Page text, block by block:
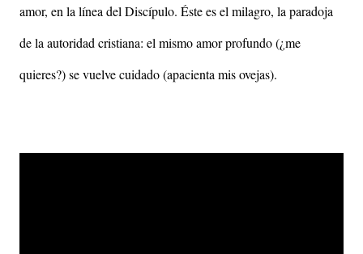
amor, en la línea del Discípulo. Éste es el milagro, la paradoja
de la autoridad cristiana: el mismo amor profundo (¿me
quieres?) se vuelve cuidado (apacienta mis ovejas).